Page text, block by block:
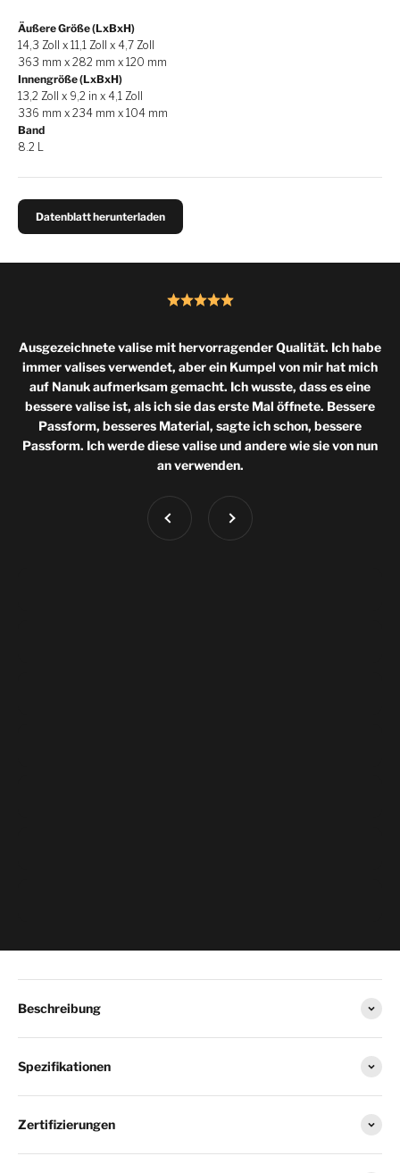
Äußere Größe (LxBxH)
14,3 Zoll x 11,1 Zoll x 4,7 Zoll
363 mm x 282 mm x 120 mm
Innengröße (LxBxH)
13,2 Zoll x 9,2 in x 4,1 Zoll
336 mm x 234 mm x 104 mm
Band
8.2 L
Datenblatt herunterladen
Ausgezeichnete valise mit hervorragender Qualität. Ich habe
immer valises verwendet, aber ein Kumpel von mir hat mich
auf Nanuk aufmerksam gemacht. Ich wusste, dass es eine
bessere valise ist, als ich sie das erste Mal öffnete. Bessere
Passform, besseres Material, sagte ich schon, bessere
Passform. Ich werde diese valise und andere wie sie von nun
an verwenden.
Vorherige Weiter
Beschreibung
Spezifikationen
Zertifizierungen